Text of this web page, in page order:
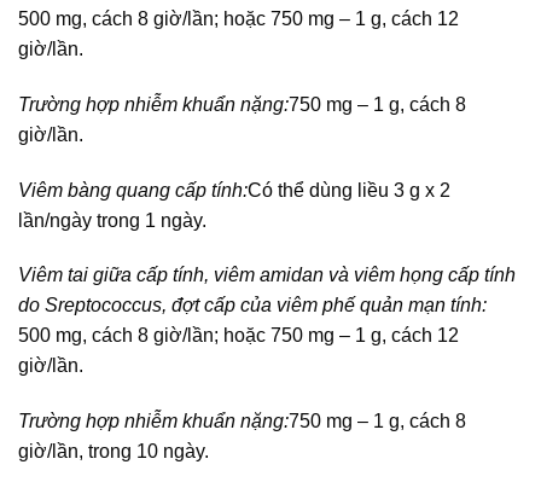
500 mg, cách 8 giờ/lần; hoặc 750 mg – 1 g, cách 12
giờ/lần.
Trường hợp nhiễm khuẩn nặng:750 mg – 1 g, cách 8
giờ/lần.
Viêm bàng quang cấp tính:Có thể dùng liều 3 g x 2
lần/ngày trong 1 ngày.
Viêm tai giữa cấp tính, viêm amidan và viêm họng cấp tính
do Sreptococcus, đợt cấp của viêm phế quản mạn tính:
500 mg, cách 8 giờ/lần; hoặc 750 mg – 1 g, cách 12
giờ/lần.
Trường hợp nhiễm khuẩn nặng:750 mg – 1 g, cách 8
giờ/lần, trong 10 ngày.